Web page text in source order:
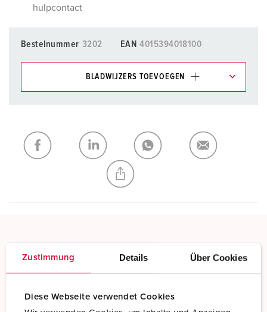
Zustimmung Details Über Cookies
Diese Webseite verwendet Cookies
hulpcontact
Bestelnummer 3202 EAN 4015394018100
BLADWIJZERS TOEVOEGEN
Mijn lijst TOEVOEGEN
NIEUW LIJST MAKEN
Meer informatie